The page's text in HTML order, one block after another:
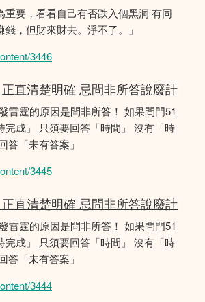
重要，看看自己有否跌入個黑洞 有同
，但財來財去。淨不了。」
3446
直清楚明確 忌問非所答說廢計
雷霆的原因是問非所答！ 如果閘門51
完成」 只須要回答「時間」 沒有「時
答「未有答案」
3445
直清楚明確 忌問非所答說廢計
雷霆的原因是問非所答！ 如果閘門51
完成」 只須要回答「時間」 沒有「時
答「未有答案」
3444